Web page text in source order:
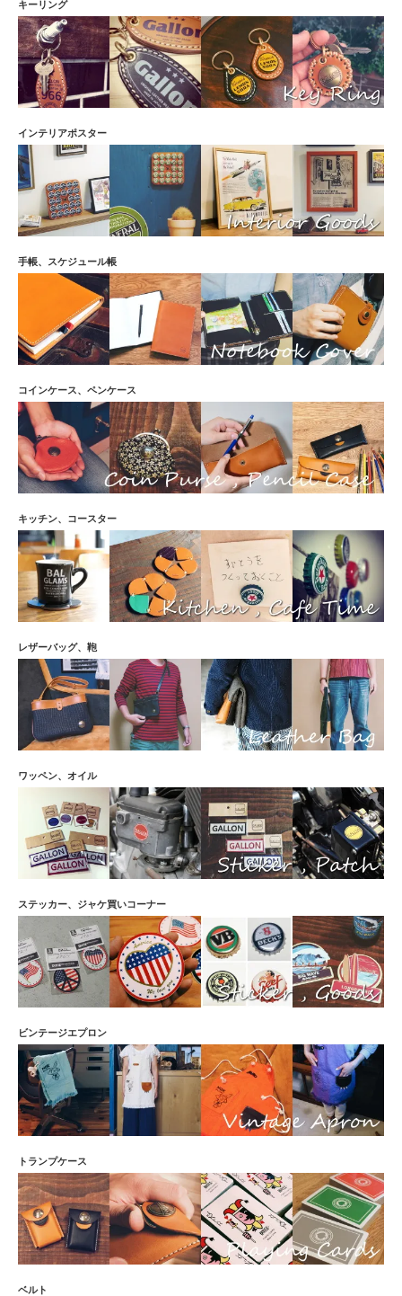
ッシャー（カワセミ）が好きなのでこの商品はど真ん中でした。
highig ID：155325 投稿日：2016/05/07
デザイン、品質は画像を見てイメージしていた通りとても丁寧な作りで大満足です。私は
コカ・コーラのキャップを見る度にある場所と風景を思い出すのでこのキーリングにノス
タルジーを感じます。ジーンリングに付けていますが相性が良いです。ありがとうござい
ました。
プリモのグラスを探していたら偶然見つけました。昔のロゴなところがマニアには嬉しか
ったです。
タイマニア ID：151367 投稿日：2016/04/06
タイ料理が大好きなので、見つけて一目惚れです。2色ペアで使わせてもらってます。タイ
に限らずアジア系の銘柄増やして欲しいです。
いかりん ID：148835 投稿日：2016/03/20
浮き出るアンカーマークがかっこいい一品です。日光が当たると更に綺麗に見えます。
MIKA ID：146718 投稿日：2016/03/08
かわいい～かわいい～かわいい～。連呼しながら選びました！種類がありすぎて、迷いま
くりでした～いっぱい欲しい～
キャズ ID：145552 投稿日：2016/03/01
名前がMの友人のプレゼントに購入しました。今度は自分用も注文します！
ルービック ID：144957 投稿日：2016/02/25
た。お気に入りです。
ゴリラパワー ID：113636 投稿日：2015/06/19
以前からキーホルダーを探していましたがなかなか良い物が見つかりませんでした。が、
私の求めていたキーホルダーはGallonさんにありました！レザーはブラックとキャメルか
ら選択でき今回はブラックを選択。栓の黄色と赤色のデザインが刺激的でブラックレザー
との相性がバッチリで最高です。栓抜きの跡もさほど目立たない。あとは鍵で塗面を傷つ
けないように気をつけるのみだ。
サーフィンするのでハワイアンコナ見つけて即買いでした！ただ他の色も販売していたそ
うで、このキーホルダーを見つけた時にはこの色以外全て完売してしまってました...。い
つか再販してほしいです♪
さおりん ID：106082 投稿日：2015/04/27
新婚旅行のタイで飲んだ思い出のビールと同じものを偶然発見して、ペアで購入しまし
た。お気に入りです♪
バイクのキーリングとして使用してます。大きさもちょうど良く、バイク仲間にどこで買
ったのってよく聞かれます。お気に入りの商品で、夫婦お揃いにしてます。
Osamugallagherz ID：106010 投稿日：2015/04/26
まず、レザーとキャップの質感がとても良いです。自分はバイクのカギに付けてますが見
た目より軽いのでポケットの中とかでも邪魔にならず重宝してます。キャップの削れてく
る劣化とレザーの味が段々出てきて楽しみです！
naoking ID：105955 投稿日：2015/04/26
とデザインが、すごく気に入っています。友達にも、何個かプレゼントしましたが、必ず
びー ID：106014 投稿日：2015/04/26
王冠ホルダーは自分には初め合わないなと思っていました。ところがある日、三ツ矢サイ
ダー冠が！使ってみると軽い、全然重さを感じないほど軽い。これって乗り物への負担も
軽いということ。質感は重厚なのに質量は軽い、逸品と云えますでしょう
星の雑貨を探していたら偶然見つけました。一目惚れです゜*。(*´Д`)。*°
Michael ID：105925 投稿日：2015/04/25
初めは鍵で模様がすぐ剥げるんじゃないかと思いましたが、角のみが擦れていい感じで
す！違う銘柄のブラックとキャメルも持ってます！
キーリング
インテリアポスター
手帳、スケジュール帳
コインケース、ペンケース
キッチン、コースター
レザーバッグ、鞄
ワッペン、オイル
ステッカー、ジャケ買いコーナー
ビンテージエプロン
トランプケース
ベルト